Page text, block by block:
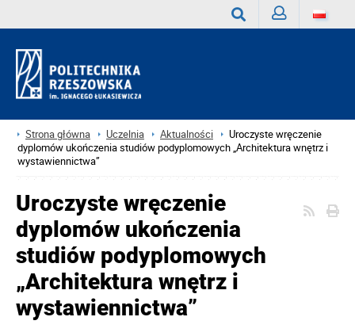
Strona główna Uczelnia Aktualności
Uroczyste wręczenie
dyplomów ukończenia studiów podyplomowych „Architektura wnętrz i
wystawiennictwa”
Uroczyste wręczenie
dyplomów ukończenia
studiów podyplomowych
„Architektura wnętrz i
wystawiennictwa”